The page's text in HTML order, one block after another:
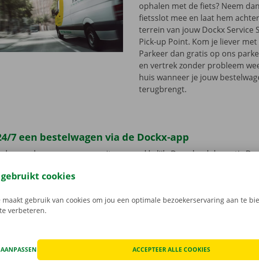
ophalen met de fiets? Neem
fietsslot mee en laat hem
terrein van jouw Dockx Service
Pick-up Point. Kom je liever
Parkeer dan gratis op ons
en vertrek zonder probleem
huis wanneer je jouw
terugbrengt.
7 een bestelwagen via de Dockx-app
huren was nog nooit zo gemakkelijk. Download de gratis
het model dat bij jouw situatie past. Reken af via de app en
cookies
maakt gebruik van cookies om jou een optimale bezoekerservaring aan te
verbeteren.
ACCEPTEER ALLE COOKIES